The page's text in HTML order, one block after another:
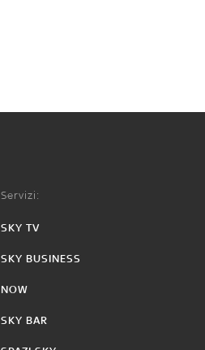
Servizi:
SKY TV
SKY BUSINESS
NOW
SKY BAR